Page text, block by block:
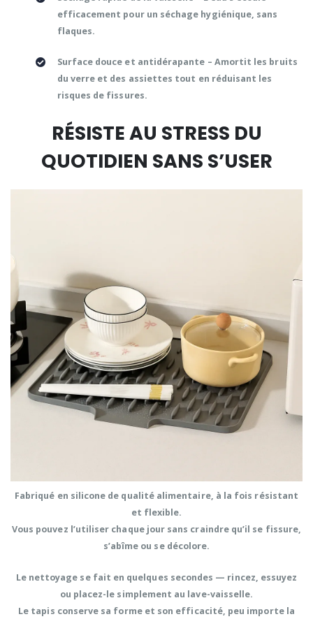
efficacement pour un séchage hygiénique, sans
flaques.
Surface douce et antidérapante – Amortit les bruits
du verre et des assiettes tout en réduisant les
risques de fissures.
RÉSISTE AU STRESS DU
QUOTIDIEN SANS S’USER
Fabriqué en silicone de qualité alimentaire, à la fois résistant
et flexible.
Vous pouvez l’utiliser chaque jour sans craindre qu’il se fissure,
s’abîme ou se décolore.
Le nettoyage se fait en quelques secondes — rincez, essuyez
ou placez-le simplement au lave-vaisselle.
Le tapis conserve sa forme et son efficacité, peu importe la